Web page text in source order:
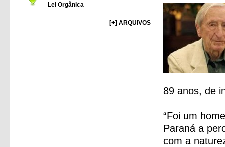
Lei Orgânica
[+] ARQUIVOS
89 anos, de
“Foi um
Paraná a
com a